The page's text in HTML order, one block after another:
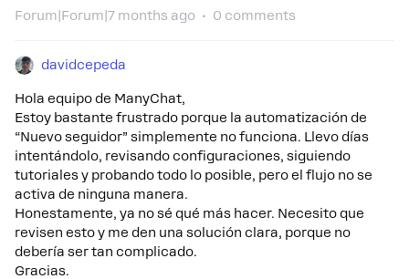
Forum|Forum|7 months ago 0 comments
davidcepeda
Hola equipo de ManyChat,
Estoy bastante frustrado porque la automatización de
“Nuevo seguidor” simplemente no funciona. Llevo días
intentándolo, revisando configuraciones, siguiendo
tutoriales y probando todo lo posible, pero el flujo no se
activa de ninguna manera.
Honestamente, ya no sé qué más hacer. Necesito que
revisen esto y me den una solución clara, porque no
debería ser tan complicado.
Gracias.